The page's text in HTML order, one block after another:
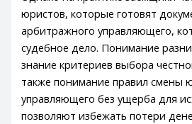
юристов, которые готовят
арбитражного управляющего,
судебное дело. Понимание
знание критериев выбора
также понимание правил смены
управляющего без ущерба для
позволяют избежать потери